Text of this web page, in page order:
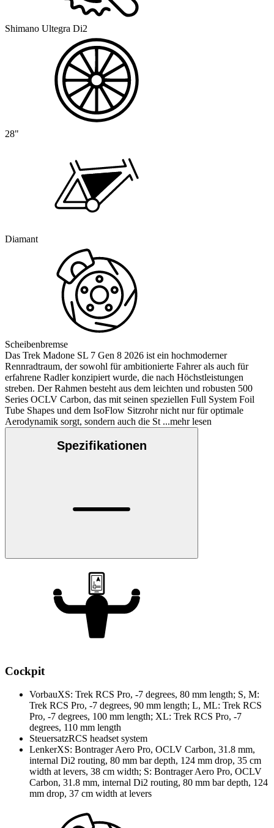
Shimano Ultegra Di2
28"
Diamant
Scheibenbremse
Das Trek Madone SL 7 Gen 8 2026 ist ein hochmoderner
Rennradtraum, der sowohl für ambitionierte Fahrer als auch für
erfahrene Radler konzipiert wurde, die nach Höchstleistungen
streben. Der Rahmen besteht aus dem leichten und robusten 500
Series OCLV Carbon, das mit seinen speziellen Full System Foil
Tube Shapes und dem IsoFlow Sitzrohr nicht nur für optimale
Aerodynamik sorgt, sondern auch die St ...mehr lesen
Spezifikationen
Cockpit
VorbauXS: Trek RCS Pro, -7 degrees, 80 mm length; S, M:
Trek RCS Pro, -7 degrees, 90 mm length; L, ML: Trek RCS
Pro, -7 degrees, 100 mm length; XL: Trek RCS Pro, -7
degrees, 110 mm length
SteuersatzRCS headset system
LenkerXS: Bontrager Aero Pro, OCLV Carbon, 31.8 mm,
internal Di2 routing, 80 mm bar depth, 124 mm drop, 35 cm
width at levers, 38 cm width; S: Bontrager Aero Pro, OCLV
Carbon, 31.8 mm, internal Di2 routing, 80 mm bar depth, 124
mm drop, 37 cm width at levers